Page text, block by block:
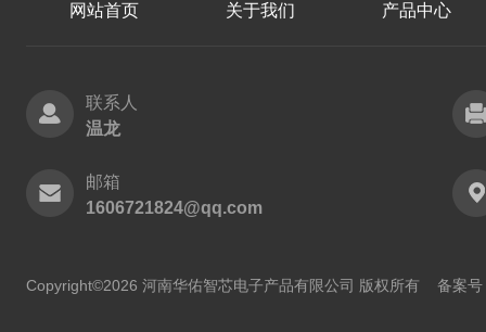
网站首页 关于我们 产品中心
联系人
温龙
邮箱
1606721824@qq.com
Copyright©2026 河南华佑智芯电子产品有限公司 版权所有 备案